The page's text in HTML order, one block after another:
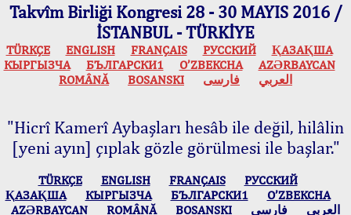
Takvîm Birliği Kongresi 28 - 30 MAYIS 2016 /
İSTANBUL - TÜRKİYE
TÜRKÇE ENGLISH FRANÇAIS РУССКИЙ
ҚАЗАҚША
КЫPГЫЗЧA
БЪЛГАРСКИ1 O’ZBEKCHA
AZӘRBAYCAN
ROMÂNĂ
BOSANSKI العربي فارسی
"Hicrî Kamerî Aybaşları hesâb ile değil, hilâlin
[yeni ayın] çıplak gözle görülmesi ile başlar."
TÜRKÇE ENGLISH FRANÇAIS
РУССКИЙ
ҚАЗАҚША
КЫPГЫЗЧA БЪЛГАРСКИ1
O’ZBEKCHA
AZӘRBAYCAN
ROMÂNĂ BOSANSKI العربي فارسی